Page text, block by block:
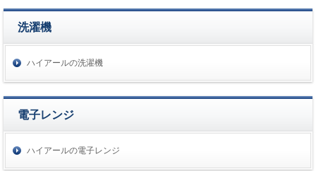
洗濯機
ハイアールの洗濯機
電子レンジ
ハイアールの電子レンジ